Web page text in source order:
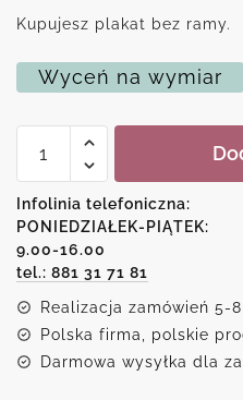
Kupujesz plakat bez ramy.
Wyceń na wymiar
Reprodukcja
Arlekin
i
Kolombina
Infolinia telefoniczna:
PONIEDZIAŁEK-PIĄTEK:
9.00-16.00
tel.: 881 31 71 81
Realizacja zamówień 5-
Polska firma, polskie
Darmowa wysyłka dla